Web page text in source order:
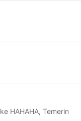
HAHAHA, Temerin